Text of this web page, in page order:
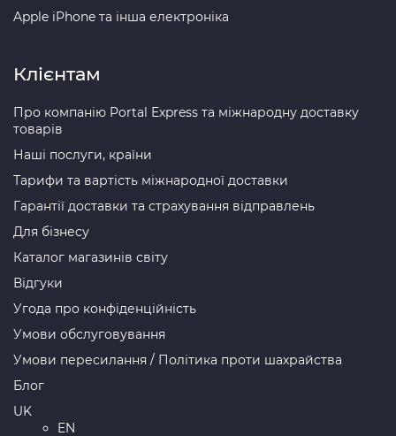
Apple iPhone та інша електроніка
Клієнтам
Про компанію Portal Express та міжнародну доставку
товарів
Наші послуги, країни
Тарифи та вартість міжнародної доставки
Гарантії доставки та страхування відправлень
Для бізнесу
Каталог магазинів світу
Відгуки
Угода про конфіденційність
Умови обслуговування
Умови пересилання / Політика проти шахрайства
Блог
UK
EN